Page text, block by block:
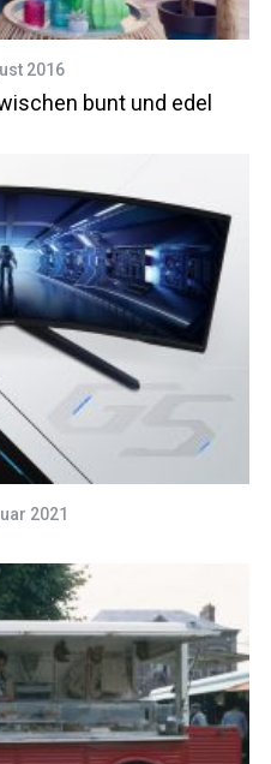
2016
bunt und edel
2021